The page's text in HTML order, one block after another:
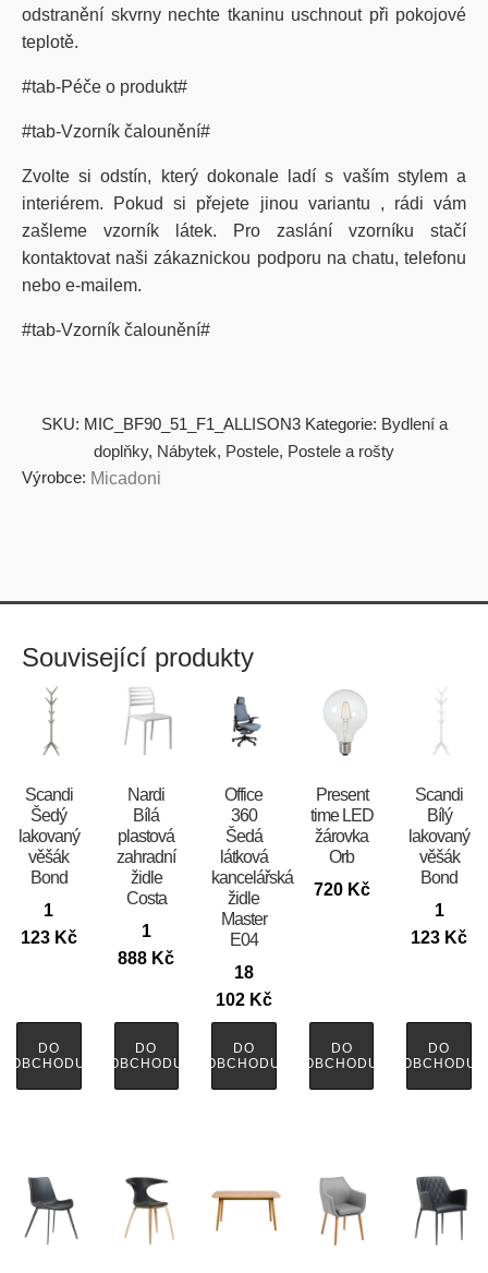
odstranění skvrny nechte tkaninu uschnout při pokojové
teplotě.
#tab-Péče o produkt#
#tab-Vzorník čalounění#
Zvolte si odstín, který dokonale ladí s vaším stylem a
interiérem. Pokud si přejete jinou variantu , rádi vám
zašleme vzorník látek. Pro zaslání vzorníku stačí
kontaktovat naši zákaznickou podporu na chatu, telefonu
nebo e-mailem.
#tab-Vzorník čalounění#
SKU: MIC_BF90_51_F1_ALLISON3 Kategorie: Bydlení a
doplňky, Nábytek, Postele, Postele a rošty
Výrobce: Micadoni
Související produkty
Scandi
Šedý
lakovaný
věšák
Bond
1
123 Kč
DO
OBCHODU
Nardi
Bílá
plastová
zahradní
židle
Costa
1
888 Kč
DO
OBCHODU
Office
360
Šedá
látková
kancelářská
židle
Master
E04
18
102 Kč
DO
OBCHODU
Present
time LED
žárovka
Orb
720 Kč
DO
OBCHODU
Scandi
Bílý
lakovaný
věšák
Bond
1
123 Kč
DO
OBCHODU